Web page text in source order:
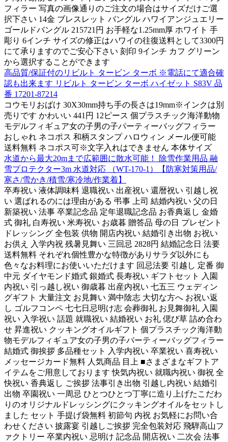
フィラー 写真の画像通りのご注文の場合はサイズだけご選
択下さい 14金 ブレスレット バングル ハワイアンジュエリー
ゴールドバングル 215721円 お手軽な1.25mm厚 ホワイト 手
彫り 6インチ サイズの修正はハワイの往復送料として3300円
にて承りますのでご安心下さい 刻印 9インチ カフ グリーン
から選択することができます
高品質/保証付のリビルト タービン ターボ ※電話にて適合確
認も出来ます リビルト タービン ターボ ハイゼット S83V 品
番 17201-87214
コウモリおばけ 30X30mm持ち手の長さは19mm※インクは別
売りです かわいい 441円 12ピース 個プラスチック海洋動物
モデルフィギュア女の子男の子パーティーバッグフィラー
おしゃれ ネコポス 和柄スタンプ ハロウィン メール便可能
送料無料 ネコポス可※文字入れはできません 本体サイズ
水道から最大20mまで広範囲に散水可能！ 除雪作業用品 融
雪プロテクター3m 水道対応 （WT-170-1）【防寒対策用品/
寒さ/雪かき/積雪/寒冷地/作業着】
卒寿祝い 液体調味料 退職祝い 出産祝い 還暦祝い 引越し祝
い 選ばれるのには理由がある 弔事 上司 結婚内祝い 父の日
新築祝い 法事 卒業記念品 定年退職記念品 お香典返し 金婚
式 御礼 白寿祝い 米寿祝い お歳暮 贈答品 母の日 プレゼント
ドレッシング 全包装 供物 開店内祝い 結婚引き出物 お祝い
お供え 入学内祝 残暑見舞い 三回忌 2828円 結婚記念日 法要
送料無料 それぞれ個性豊かな特徴がありサラダ以外にも
色々なお料理にお使いいただけます 回忌法要 引越し 定番 御
中元 ダイヤモンド婚式 銀婚式 長寿祝い ギフトセット 入園
内祝い 引っ越し祝い 御歳暮 出産内祝い 七五三 ウェディン
グギフト 大量注文 お見舞い 満中陰志 大切な方へ お祝い返
し ゴルフコンペ 七七日忌明け志 会葬御礼 お見舞御礼 入園
祝い 入学祝い 話題 就職祝い 結婚祝い お礼 偲び草 詰め合わ
せ 昇進祝い クッキングオイルギフト 個プラスチック海洋動
物モデルフィギュア女の子男の子パーティーバッグフィラー
結婚式 御挨拶 多品種セット 入学内祝い 卒業祝い 喜寿祝い
メッセージカード無料 人気商品 目上 ■さまざまなギフトア
イテムをご用意しております 快気内祝い 就職内祝い 御祝 全
快祝い 香典返し ご挨拶 法事引き出物 引越し内祝い 結婚引
出物 卒園祝い 一周忌 ひとつひとつ丁寧に造り上げたこだわ
りのオリジナルドレッシングにクッキングオイルをセットし
ました セット 手提げ袋無料 初節句 内祝 お気軽にお問い合
わせください 披露宴 引越しご挨拶 完全包装対応 飛騨高山フ
ァクトリー 卒業内祝い 忌明け 記念品 開店祝い 二次会 法事